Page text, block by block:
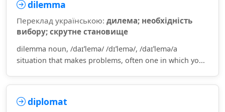
dilemma
Переклад українською: дилема; необхідність
вибору; скрутне становище
dilemma noun, /daɪˈlemə/ /dɪˈlemə/, /daɪˈlemə/a
situation that makes problems, often one in which yo...
diplomat